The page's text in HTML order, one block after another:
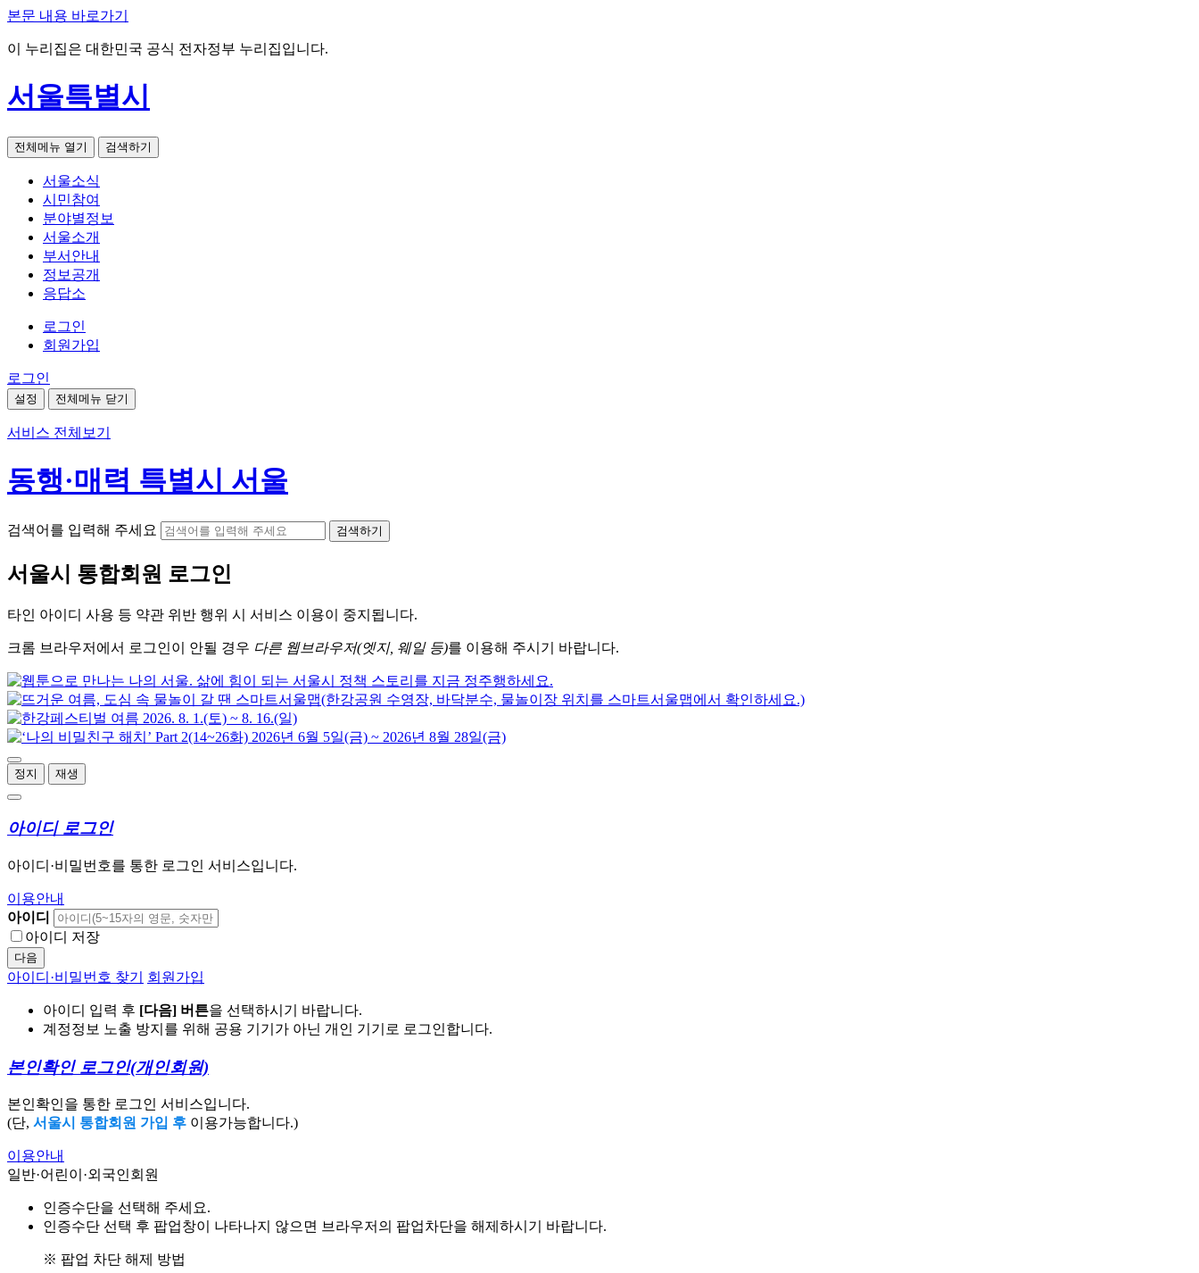
본문 내용 바로가기
이 누리집은 대한민국 공식 전자정부 누리집입니다.
서울특별시
전체메뉴 열기 검색하기
서울소식
시민참여
분야별정보
서울소개
부서안내
정보공개
응답소
로그인
회원가입
로그인
설정 전체메뉴 닫기
서비스 전체보기
동행·매력 특별시 서울
검색어를 입력해 주세요 검색하기
서울시 통합회원 로그인
타인 아이디 사용 등 약관 위반 행위 시 서비스 이용이 중지됩니다.
크롬 브라우저에서 로그인이 안될 경우 다른 웹브라우저(엣지, 웨일 등)를 이용해 주시기 바랍니다.
정지 재생
아이디 로그인
아이디·비밀번호를 통한 로그인 서비스입니다.
이용안내
아이디
아이디 저장
다음
아이디·비밀번호 찾기 회원가입
아이디 입력 후 [다음] 버튼을 선택하시기 바랍니다.
계정정보 노출 방지를 위해 공용 기기가 아닌 개인 기기로 로그인합니다.
본인확인 로그인(개인회원)
본인확인을 통한 로그인 서비스입니다.
(단, 서울시 통합회원 가입 후 이용가능합니다.)
이용안내
일반·어린이·외국인회원
인증수단을 선택해 주세요.
인증수단 선택 후 팝업창이 나타나지 않으면 브라우저의 팝업차단을 해제하시기 바랍니다.
※ 팝업 차단 해제 방법